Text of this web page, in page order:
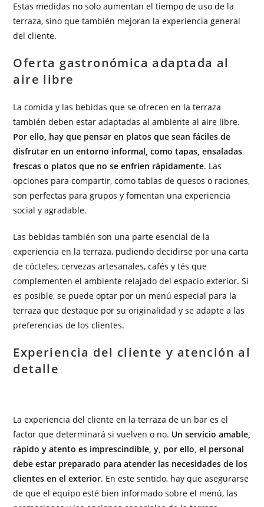
Estas medidas no solo aumentan el tiempo de uso de la
terraza, sino que también mejoran la experiencia general
del cliente.
Oferta gastronómica adaptada al
aire libre
La comida y las bebidas que se ofrecen en la terraza
también deben estar adaptadas al ambiente al aire libre.
Por ello, hay que pensar en platos que sean fáciles de
disfrutar en un entorno informal, como tapas, ensaladas
frescas o platos que no se enfríen rápidamente. Las
opciones para compartir, como tablas de quesos o raciones,
son perfectas para grupos y fomentan una experiencia
social y agradable.
Las bebidas también son una parte esencial de la
experiencia en la terraza, pudiendo decidirse por una carta
de cócteles, cervezas artesanales, cafés y tés que
complementen el ambiente relajado del espacio exterior. Si
es posible, se puede optar por un menú especial para la
terraza que destaque por su originalidad y se adapte a las
preferencias de los clientes.
Experiencia del cliente y atención al
detalle
La experiencia del cliente en la terraza de un bar es el
factor que determinará si vuelven o no. Un servicio amable,
rápido y atento es imprescindible, y, por ello, el personal
debe estar preparado para atender las necesidades de los
clientes en el exterior. En este sentido, hay que asegurarse
de que el equipo esté bien informado sobre el menú, las